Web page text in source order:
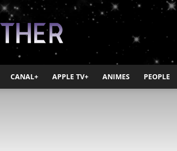
Ayther
CANAL+ APPLE TV+ ANIMES PEOPLE